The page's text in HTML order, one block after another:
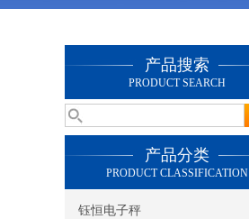
产品搜索
PRODUCT SEARCH
产品分类
PRODUCT CLASSIFICATION
钰恒电子秤